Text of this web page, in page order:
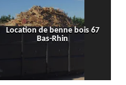
Location de benne bois 67
Bas-Rhin